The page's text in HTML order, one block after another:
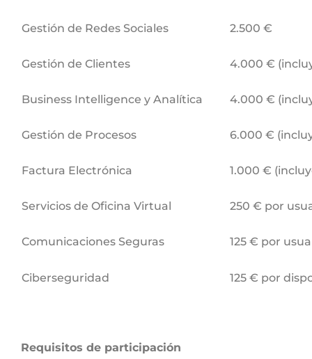
Gestión de Redes Sociales 2.500 €
Gestión de Clientes 4.000 €
Business Intelligence y Analítica 4.000 €
Gestión de Procesos 6.000 €
Factura Electrónica 1.000 €
Servicios de Oficina Virtual 250 € por
Comunicaciones Seguras 125 € por
Ciberseguridad 125 € por
Requisitos de participación